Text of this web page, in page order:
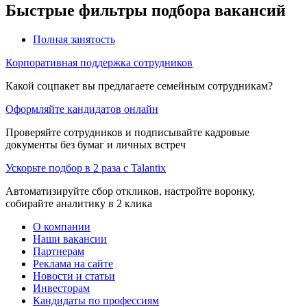
Быстрые фильтры подбора вакансий
Полная занятость
Корпоративная поддержка сотрудников
Какой соцпакет вы предлагаете семейным сотрудникам?
Оформляйте кандидатов онлайн
Проверяйте сотрудников и подписывайте кадровые
документы без бумаг и личных встреч
Ускорьте подбор в 2 раза с Talantix
Автоматизируйте сбор откликов, настройте воронку,
собирайте аналитику в 2 клика
О компании
Наши вакансии
Партнерам
Реклама на сайте
Новости и статьи
Инвесторам
Кандидаты по профессиям